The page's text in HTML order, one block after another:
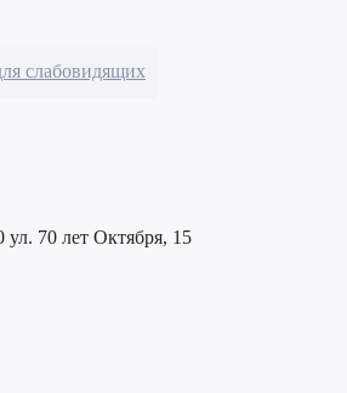
слабовидящих
ул. 70 лет Октября, 15